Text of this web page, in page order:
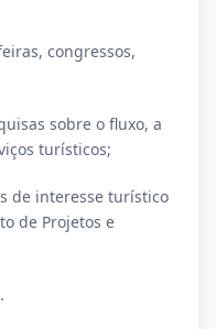
congressos,
sobre o fluxo, a
turísticos;
de interesse turístico
de Projetos e